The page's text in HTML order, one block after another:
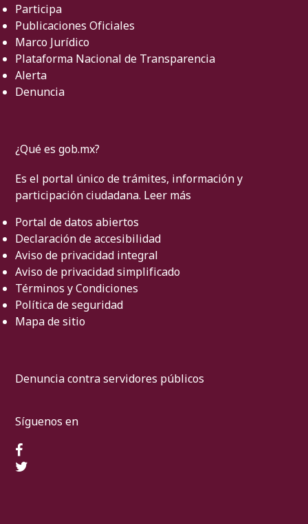
Participa
Publicaciones Oficiales
Marco Jurídico
Plataforma Nacional de Transparencia
Alerta
Denuncia
¿Qué es gob.mx?
Es el portal único de trámites, información y
participación ciudadana. Leer más
Portal de datos abiertos
Declaración de accesibilidad
Aviso de privacidad integral
Aviso de privacidad simplificado
Términos y Condiciones
Política de seguridad
Mapa de sitio
Denuncia contra servidores públicos
Síguenos en